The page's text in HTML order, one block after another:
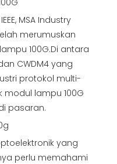
MSA Industry
merumuskan
100G.Di antara
CWDM4 yang
protokol multi-
modul lampu 100G
pasaran.
yang
perlu memahami